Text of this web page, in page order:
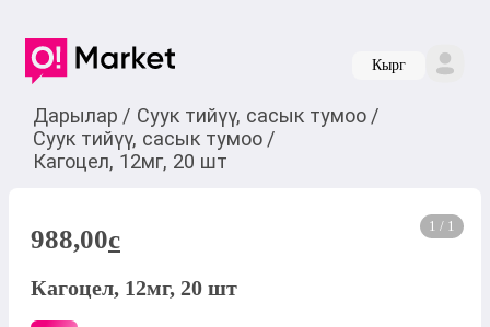
Кырг
Дарылар / Суук тийүү, сасык тумоо /
Суук тийүү, сасык тумоо /
Кагоцел, 12мг, 20 шт
1 / 1
988,00c
Кагоцел, 12мг, 20 шт